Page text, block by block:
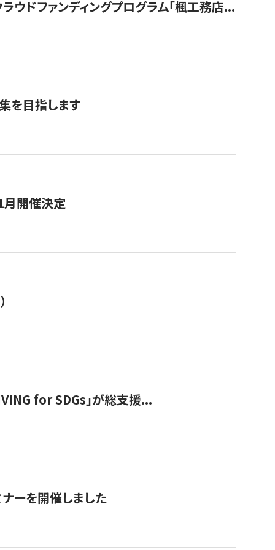
ドファンディングプログラム「楓工務店...
を目指します
月開催決定
for SDGs」が総支援...
ーを開催しました